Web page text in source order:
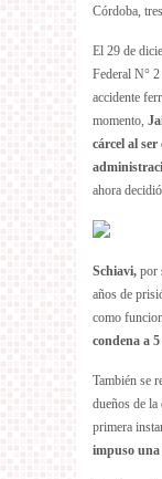
Córdoba,
El 29 de
Federal N°
accidente
momento,
cárcel al
ahora
Schiavi, por
años de
como
condena a
También se
dueños de la
primera
impuso una